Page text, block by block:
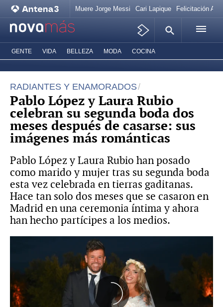
Muere Jorge Messi Cari Lapique Felicitación
GENTE VIDA BELLEZA MODA COCINA
RADIANTES Y ENAMORADOS
Pablo López y Laura Rubio
celebran su segunda boda dos
meses después de casarse: sus
imágenes más románticas
Pablo López y Laura Rubio han posado
como marido y mujer tras su segunda boda
esta vez celebrada en tierras gaditanas.
Hace tan solo dos meses que se casaron en
Madrid en una ceremonia íntima y ahora
han hecho partícipes a los medios.